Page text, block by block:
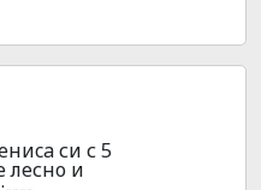
си с 5
лесно и